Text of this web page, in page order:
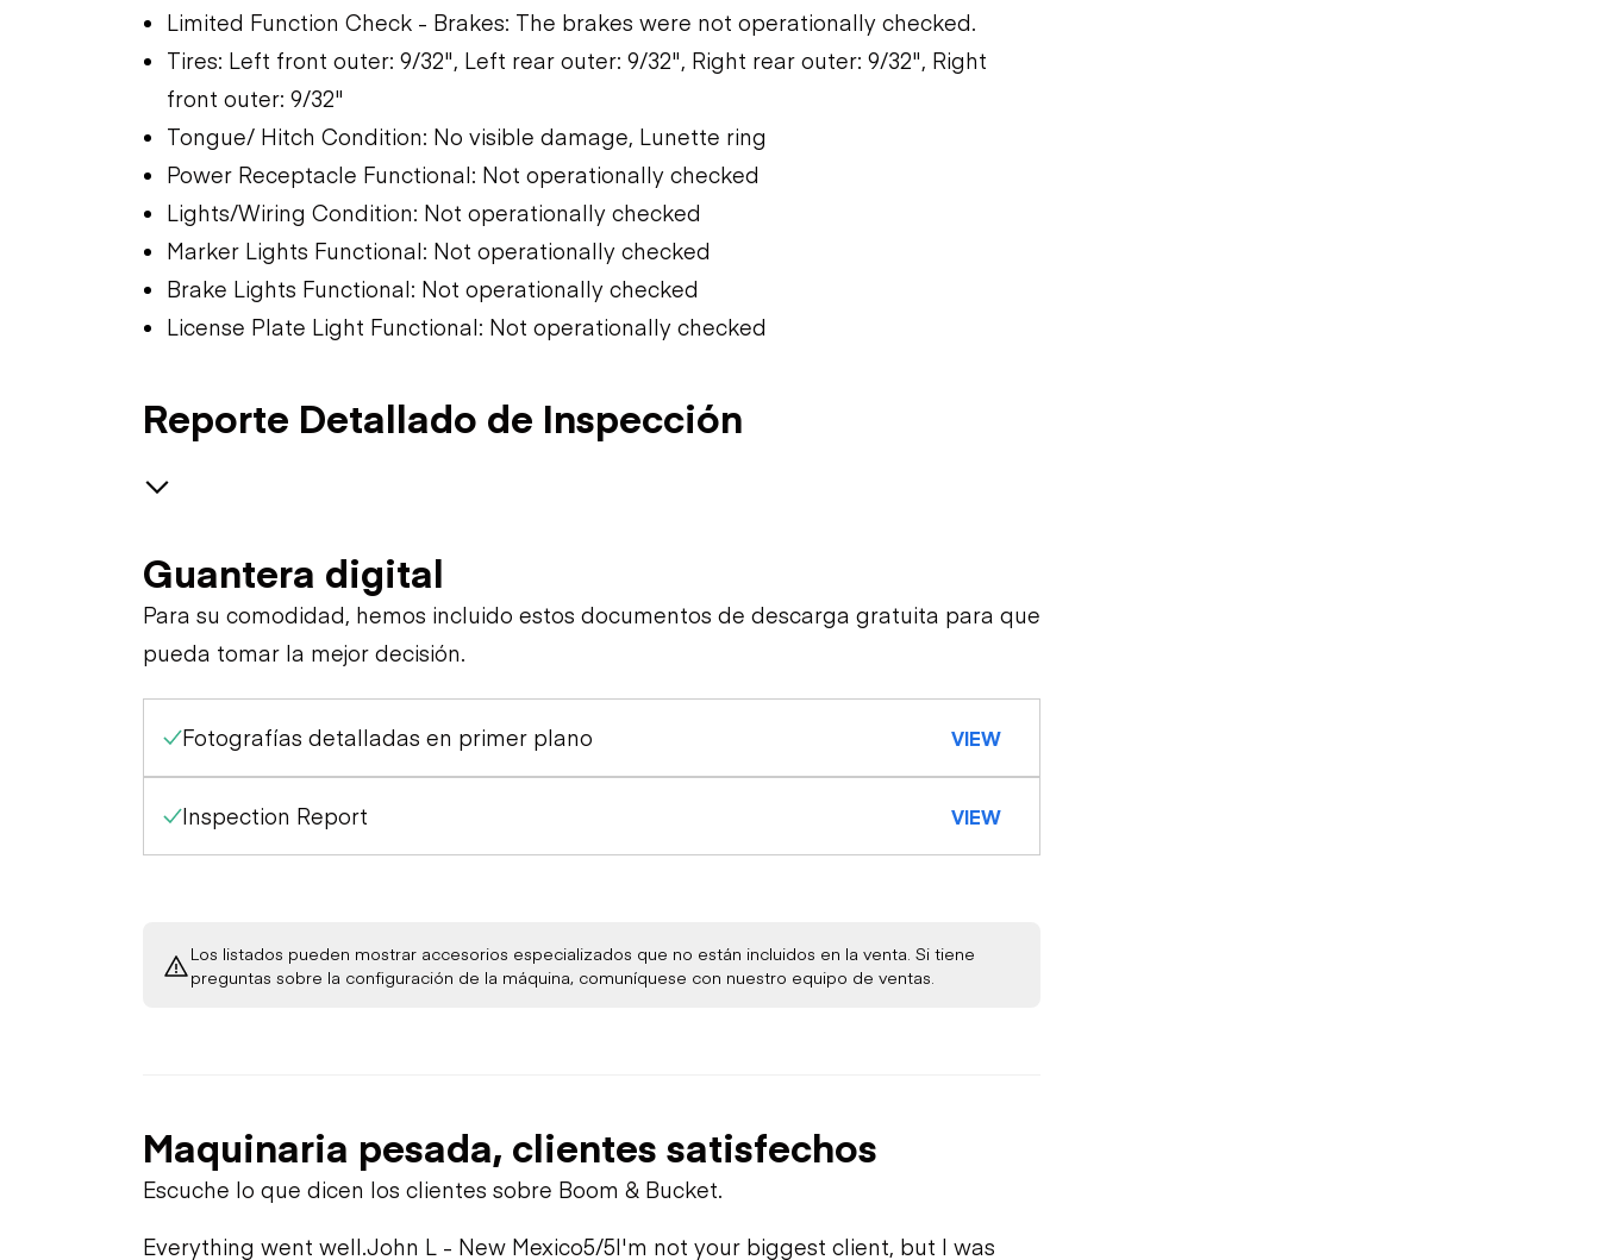
Limited Function Check - Brakes: The brakes were not operationally checked.
Tires: Left front outer: 9/32", Left rear outer: 9/32", Right rear outer: 9/32", Right
front outer: 9/32"
Tongue/ Hitch Condition: No visible damage, Lunette ring
Power Receptacle Functional: Not operationally checked
Lights/Wiring Condition: Not operationally checked
Marker Lights Functional: Not operationally checked
Brake Lights Functional: Not operationally checked
License Plate Light Functional: Not operationally checked
Reporte Detallado de Inspección
Control Station
Gauges
Limited Function Check
Engine
Oil Leaks
Guantera digital
Para su comodidad, hemos incluido estos documentos de descarga gratuita para que
pueda tomar la mejor decisión.
Fotografías detalladas en primer plano VIEW
Inspection Report VIEW
Los listados pueden mostrar accesorios especializados que no están incluidos en la venta. Si tiene
preguntas sobre la configuración de la máquina, comuníquese con nuestro equipo de ventas.
Maquinaria pesada, clientes satisfechos
Escuche lo que dicen los clientes sobre Boom & Bucket.
Everything went well.John L - New Mexico5/5I'm not your biggest client, but I was